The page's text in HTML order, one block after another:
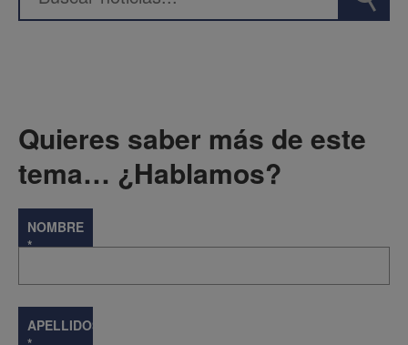
Quieres saber más de este
tema… ¿Hablamos?
NOMBRE
*
APELLIDOS